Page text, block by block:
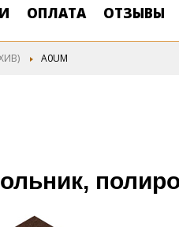
ОПЛАТА ОТЗЫВЫ
A0UM